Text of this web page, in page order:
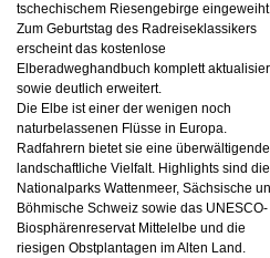
tschechischem Riesengebirge
Zum Geburtstag des Radreiseklassikers
erscheint das kostenlose
Elberadweghandbuch komplett
sowie deutlich erweitert.
Die Elbe ist einer der wenigen noch
naturbelassenen Flüsse in Europa.
Radfahrern bietet sie eine überwältigende
landschaftliche Vielfalt. Highlights sind die
Nationalparks Wattenmeer, Sächsische
Böhmische Schweiz sowie das UNESCO-
Biosphärenreservat Mittelelbe und die
riesigen Obstplantagen im Alten Land.